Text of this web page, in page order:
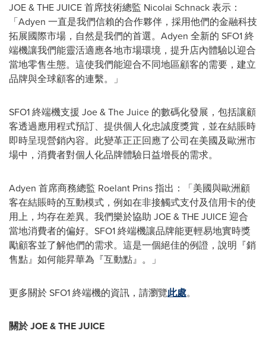
JOE & THE JUICE 首席技術總監 Nicolai Schnack表示：
「Adyen 一直是我們信賴的合作夥伴，採用他們的金融科技
拓展國際市場，自然是我們的首選。Adyen 全新的 SFO1 終
端機讓我們能靈活適應各地市場環境，提升店內體驗以迎合
當地零售生態。這使我們能迎合不同地區顧客的需要，建立
品牌與全球顧客的連繫。」
SFO1 終端機支援 Joe & The Juice 的數碼化發展，包括讓顧
客透過應用程式預訂、提供個人化忠誠度獎賞，並在結賬時
即時呈現營銷內容。此變革正正回應了公司在美國及歐洲市
場中，消費者對個人化品牌體驗日益增長的需求。
Adyen 首席商務總監 Roelant Prins指出：「美國與歐洲顧
客在結賬時的互動模式，例如在非接觸式支付及信用卡的使
用上，均存在差異。我們樂於協助 JOE & THE JUICE 迎合
當地消費者的偏好。SFO1 終端機讓品牌能更輕易地實時獎
勵顧客並了解他們的需求。這是一個絕佳的例證，說明『銷
售點』如何能昇華為『互動點』。」
更多關於 SFO1 終端機的資訊，請瀏覽此處。
關於 JOE & THE JUICE